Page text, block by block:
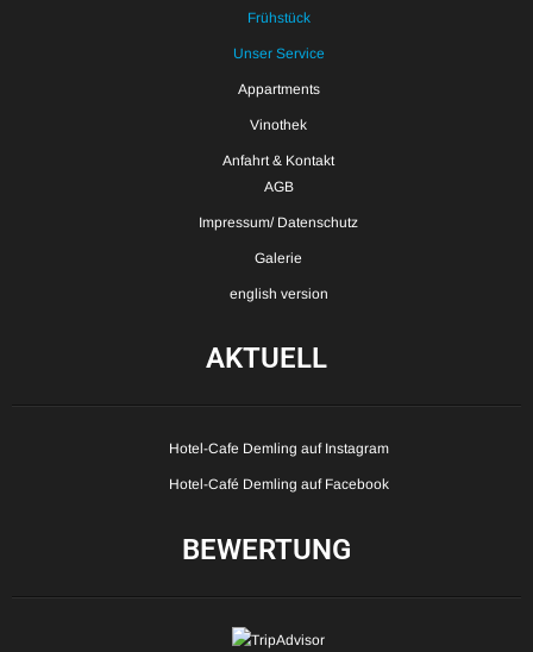
Frühstück
Unser Service
Appartments
Vinothek
Anfahrt & Kontakt
AGB
Impressum/ Datenschutz
Galerie
english version
AKTUELL
Hotel-Cafe Demling auf Instagram
Hotel-Café Demling auf Facebook
BEWERTUNG